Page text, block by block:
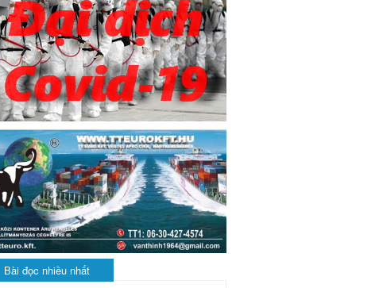
Bài đọc nhiều nhất